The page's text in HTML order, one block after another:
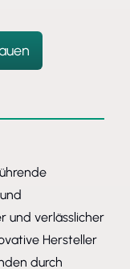
und verlässlicher
Hersteller
durch